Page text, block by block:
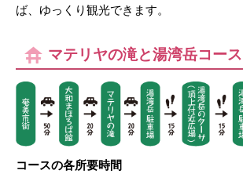
ば、ゆっくり観光できます。
マテリヤの滝と湯湾岳コース
コースの各所要時間